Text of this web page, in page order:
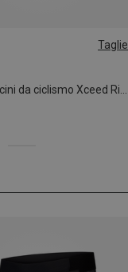
Taglie